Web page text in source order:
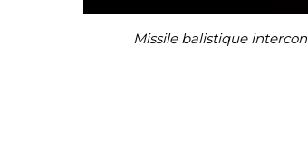
Missile balistique